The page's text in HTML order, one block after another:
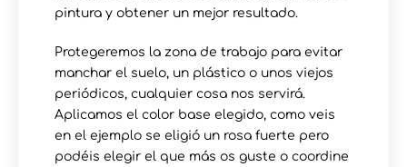
pintura y obtener un mejor resultado.
Protegeremos la zona de trabajo para evitar
manchar el suelo, un plástico o unos viejos
periódicos, cualquier cosa nos servirá.
Aplicamos el color base elegido, como veis
en el ejemplo se eligió un rosa fuerte pero
podéis elegir el que más os guste o coordine